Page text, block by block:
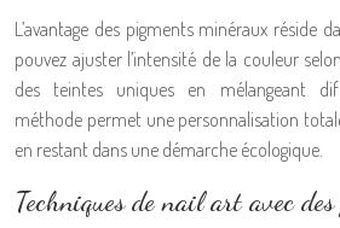
L’avantage des pigments minéraux réside
pouvez ajuster l’intensité de la couleur
des teintes uniques en mélangeant
méthode permet une personnalisation
en restant dans une démarche écologique.
Techniques de nail art avec